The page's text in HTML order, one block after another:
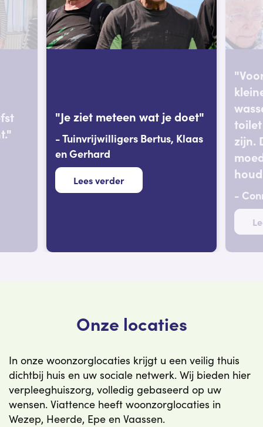
"Je ziet meteen wat je doet"
- Tuinvrijwilligers Bertus, Klaas
en Gerhard
Lees verder
zijn.
-
Onze locaties
In onze woonzorglocaties krijgt u een veilig thuis
dichtbij huis en uw sociale netwerk. Wij bieden hier
verpleeghuiszorg, volledig gebaseerd op uw
wensen. Viattence heeft woonzorglocaties in
Wezep, Heerde, Epe en Vaassen.